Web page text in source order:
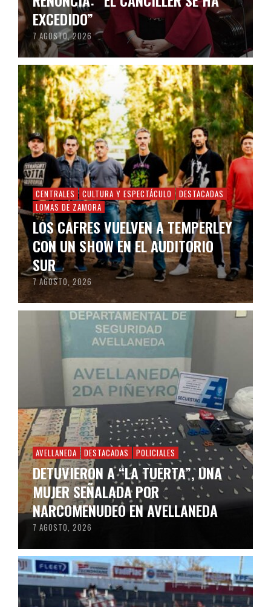
EXCEDIDO”
7 AGOSTO, 2026
CENTRALES CULTURA Y ESPECTÁCULO
DESTACADAS
LOMAS DE ZAMORA
LOS CAFRES VUELVEN A TEMPERLEY
CON UN SHOW EN EL AUDITORIO
SUR
7 AGOSTO, 2026
AVELLANEDA DESTACADAS POLICIALES
DETUVIERON A “LA TUERTA”, UNA
MUJER SEÑALADA POR
NARCOMENUDEO EN AVELLANEDA
7 AGOSTO, 2026